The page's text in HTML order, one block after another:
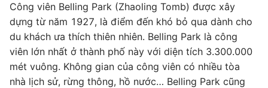
Công viên Belling Park (Zhaoling Tomb) được xây
dựng từ năm 1927, là điểm đến khó bỏ qua dành cho
du khách ưa thích thiên nhiên. Belling Park là công
viên lớn nhất ở thành phố này với diện tích 3.300.000
mét vuông. Không gian của công viên có nhiều tòa
nhà lịch sử, rừng thông, hồ nước… Belling Park cũng